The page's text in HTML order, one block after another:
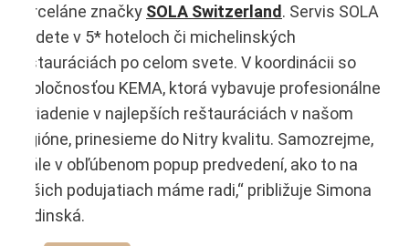
porceláne značky SOLA Switzerland. Servis SOLA
nájdete v 5* hoteloch či michelinských
reštauráciách po celom svete. V koordinácii so
spoločnosťou KEMA, ktorá vybavuje profesionálne
zariadenie v najlepších reštauráciách v našom
regióne, prinesieme do Nitry kvalitu. Samozrejme,
stále v obľúbenom popup predvedení, ako to na
našich podujatiach máme radi,“ približuje Simona
Budinská.